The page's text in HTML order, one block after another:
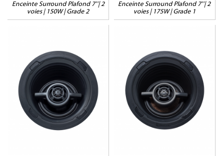
Enceinte Surround Plafond 7''| 2
voies | 150W | Grade 2
Enceinte Surround Plafond 7''| 2
voies | 175W | Grade 1
REV72
150W@8Ω
Profondeur : 152mm
Tweeter et medium
pivotants
REV71
175W@8Ω
Profondeur : 152mm
Tweeter et medium
pivotants